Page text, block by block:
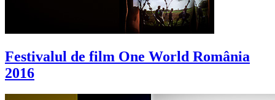
Festivalul de film One World România
2016